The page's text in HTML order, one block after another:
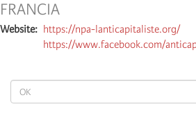
OK
FRANCIA
Website
https://npa-lanticapitaliste.org/
https://www.facebook.com/